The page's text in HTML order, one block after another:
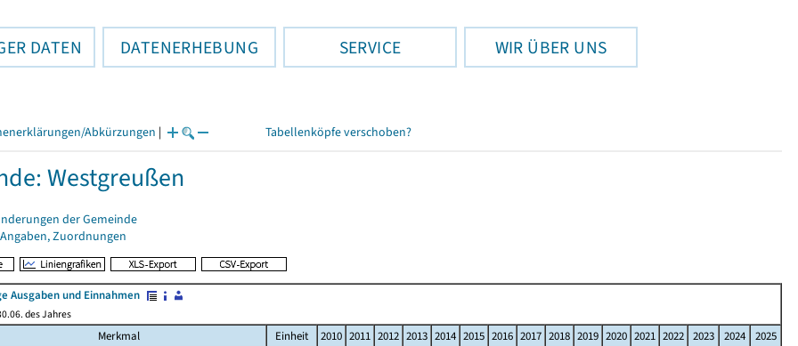
DATEN DATENERHEBUNG SERVICE WIR ÜBER UNS
Abkürzungen | Tabellenköpfe verschoben?
Westgreußen
der Gemeinde
Zuordnungen
Ausgaben und Einnahmen
des Jahres
Merkmal Einheit 2010 2011 2012 2013 2014 2015 2016 2017 2018 2019 2020 2021 2022 2023 2024
2025